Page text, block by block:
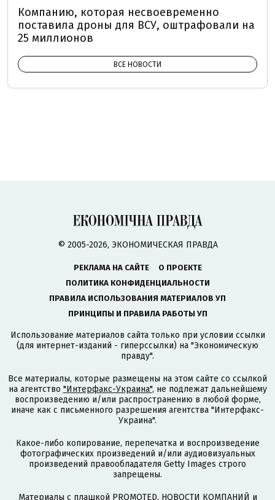
Компанию, которая несвоевременно
поставила дроны для ВСУ, оштрафовали на
25 миллионов
ВСЕ НОВОСТИ
© 2005-2026, ЭКОНОМИЧЕСКАЯ ПРАВДА
РЕКЛАМА НА САЙТЕ
О ПРОЕКТЕ
ПОЛИТИКА КОНФИДЕНЦИАЛЬНОСТИ
ПРАВИЛА ИСПОЛЬЗОВАНИЯ МАТЕРИАЛОВ УП
ПРИНЦИПЫ И ПРАВИЛА РАБОТЫ УП
Использование материалов сайта только при условии ссылки
(для интернет-изданий - гиперссылки) на "Экономическую
правду".
Все материалы, которые размещены на этом сайте со ссылкой
на агентство "Интерфакс-Украина", не подлежат дальнейшему
воспроизведению и/или распространению в любой форме,
иначе как с письменного разрешения агентства "Интерфакс-
Украина".
Какое-либо копирование, перепечатка и воспроизведение
фотографических произведений и/или аудиовизуальных
произведений правообладателя Getty Images строго
запрещены.
Материалы с плашкой PROMOTED, НОВОСТИ КОМПАНИЙ и